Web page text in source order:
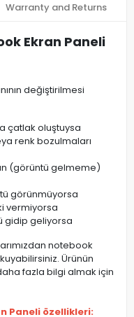
Warranty and Returns
Ekran Paneli
değiştirilmesi
çatlak oluştuysa
renk bozulmaları
(görüntü gelmeme)
görünmüyorsa
vermiyorsa
gidip geliyorsa
notebook
Ürünün
fazla bilgi almak için
Paneli özellikleri: